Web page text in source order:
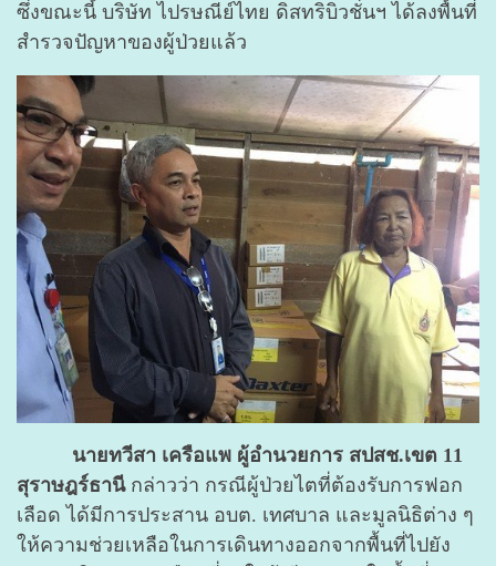
ซึ่งขณะนี้ บริษัท ไปรษณีย์ไทย ดิสทริบิวชั่นฯ ได้ลงพื้นที่
สำรวจปัญหาของผู้ป่วยแล้ว
นายทวีสา เครือแพ ผู้อำนวยการ สปสช.เขต 11
สุราษฎร์ธานีกล่าวว่า กรณีผู้ป่วยไตที่ต้องรับการฟอก
เลือด ได้มีการประสาน อบต. เทศบาล และมูลนิธิต่าง ๆ
ให้ความช่วยเหลือในการเดินทางออกจากพื้นที่ไปยัง